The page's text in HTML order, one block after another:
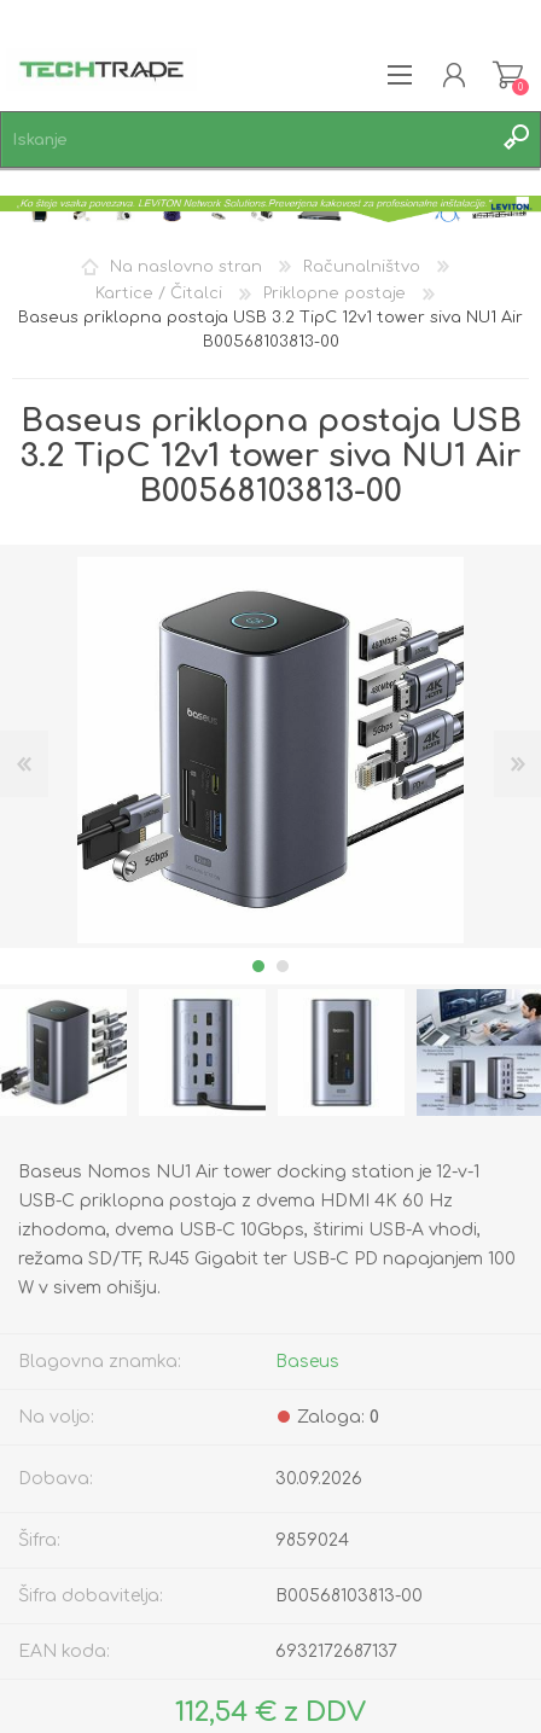
PRIJAVA
0
Na naslovno stran
Računalništvo
Kartice / Čitalci
Priklopne postaje
Baseus priklopna postaja USB 3.2 TipC 12v1 tower siva NU1 Air
B00568103813-00
Baseus priklopna postaja USB
3.2 TipC 12v1 tower siva NU1 Air
B00568103813-00
Baseus Nomos NU1 Air tower docking station je 12-v-1
USB-C priklopna postaja z dvema HDMI 4K 60 Hz
izhodoma, dvema USB-C 10Gbps, štirimi USB-A vhodi,
režama SD/TF, RJ45 Gigabit ter USB-C PD napajanjem 100
W v sivem ohišju.
Blagovna znamka: Baseus
Na voljo: Zaloga: 0
Dobava: 30.09.2026
Šifra: 9859024
Šifra dobavitelja: B00568103813-00
EAN koda: 6932172687137
112,54 € z DDV